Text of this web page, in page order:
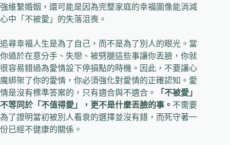
強維繫婚姻，還可能是因為完整家庭的幸福圖像能消減
心中「不被愛」的失落沮喪。
追尋幸福人生是為了自己，而不是為了別人的眼光。當
你過於在意分手、失戀、被劈腿這些事讓你丟臉，你就
很容易錯過為愛情設下停損點的時機。因此，不要讓心
魔綁架了你的愛情，你必須強化對愛情的正確認知。愛
情是沒有標準答案的，只有適合與不適合。
「不被愛」
不等同於「不值得愛」，更不是什麼丟臉的事。 不需要
為了證明當初被別人看衰的選擇並沒有錯，而死守著一
份已經不健康的關係。